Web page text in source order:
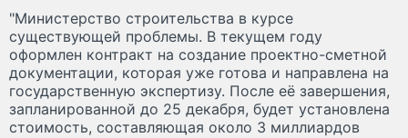
"Министерство строительства в курсе
существующей проблемы. В текущем году
оформлен контракт на создание проектно-сметной
документации, которая уже готова и направлена на
государственную экспертизу. После её завершения,
запланированной до 25 декабря, будет установлена
стоимость, составляющая около 3 миллиардов